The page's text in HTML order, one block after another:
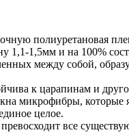
полиуретановая
1,5мм и на 100%
между собой,
к царапинам и
микрофибры, которые
целое.
все